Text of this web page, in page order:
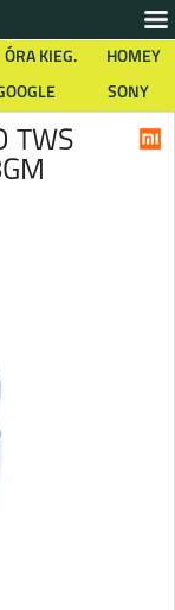
ÓRA KIEG.
HOMEY
SONY
TWS